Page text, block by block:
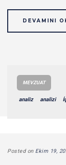
DEVAMINI
MEVZUAT
analiz analizi
Posted on Ekim 19,